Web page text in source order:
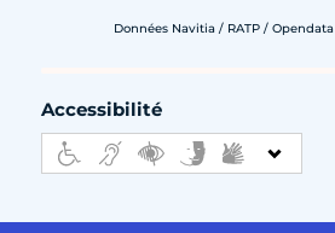
Données Navitia / RATP / Opendata
Accessibilité